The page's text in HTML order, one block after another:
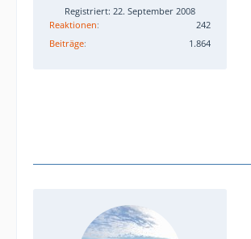
Registriert: 22. September 2008
Reaktionen
242
Beiträge
1.864